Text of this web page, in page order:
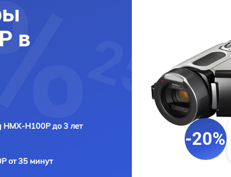
в
H100P до 3 лет
от 35 минут
-20%